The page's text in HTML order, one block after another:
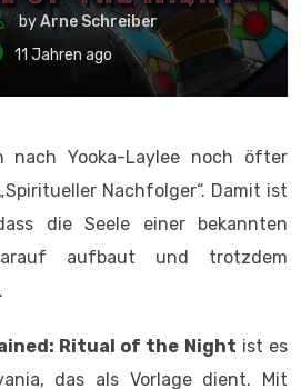
byArne Schreiber
11 Jahren ago
nach Yooka-Laylee noch öfter
Nachfolger“. Damit ist
die Seele einer bekannten
aufbaut und trotzdem
Ritual of the Night ist es
das als Vorlage dient. Mit